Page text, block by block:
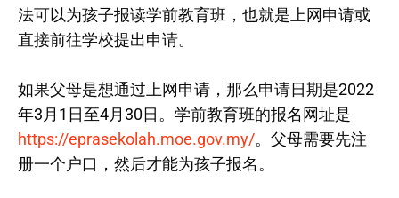
法可以为孩子报读学前教育班，也就是上网申请或
直接前往学校提出申请。
如果父母是想通过上网申请，那么申请日期是2022
年3月1日至4月30日。学前教育班的报名网址是
https://eprasekolah.moe.gov.my/。父母需要先注
册一个户口，然后才能为孩子报名。